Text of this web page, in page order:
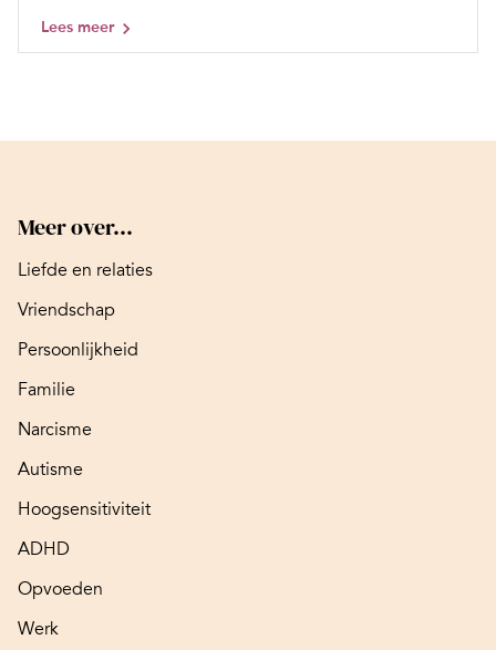
Lees meer
Meer over...
Liefde en relaties
Vriendschap
Persoonlijkheid
Familie
Narcisme
Autisme
Hoogsensitiviteit
ADHD
Opvoeden
Werk